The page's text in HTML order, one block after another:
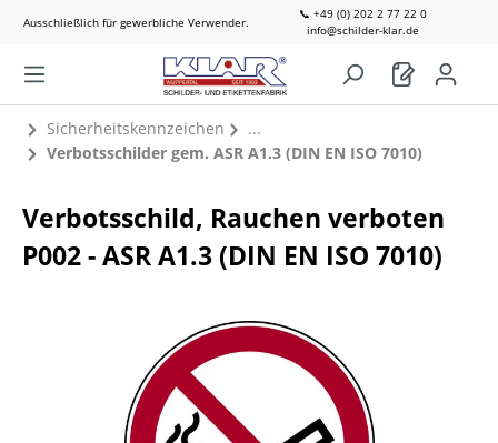
Ausschließlich für gewerbliche Verwender.
📞 +49 (0) 202 2 77 22 0
info@schilder-klar.de
Sicherheitskennzeichen
Verbotsschilder gem. ASR A1.3 (DIN EN ISO 7010)
Verbotsschild, Rauchen verboten
P002 - ASR A1.3 (DIN EN ISO 7010)